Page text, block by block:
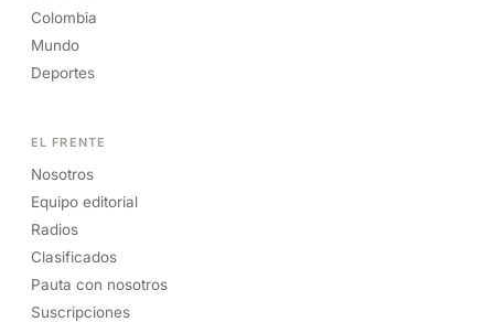
Colombia
Mundo
Deportes
EL FRENTE
Nosotros
Equipo editorial
Radios
Clasificados
Pauta con nosotros
Suscripciones